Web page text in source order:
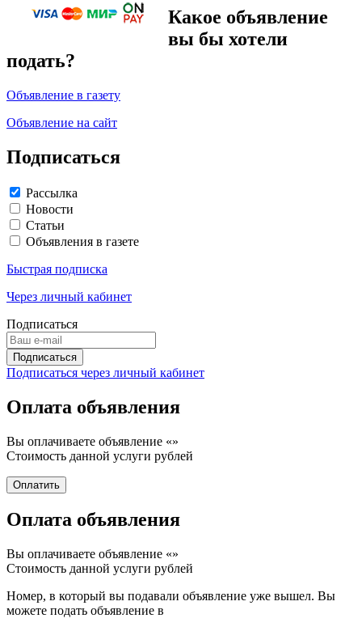
Какое объявление
вы бы хотели
подать?
Объявление в газету
Объявление на сайт
Подписаться
Рассылка
Новости
Статьи
Объявления в газете
Быстрая подписка
Через личный кабинет
Подписаться
Подписаться через личный кабинет
Оплата объявления
Вы оплачиваете объявление «»
Стоимость данной услуги рублей
Оплата объявления
Вы оплачиваете объявление «»
Стоимость данной услуги рублей
Номер, в который вы подавали объявление уже вышел. Вы
можете подать объявление в